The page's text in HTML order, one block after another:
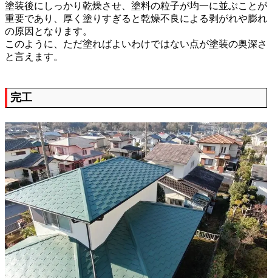
塗装後にしっかり乾燥させ、塗料の粒子が均一に並ぶことが
重要であり、厚く塗りすぎると乾燥不良による剥がれや膨れ
の原因となります。
このように、ただ塗ればよいわけではない点が塗装の奥深さ
と言えます。
完工